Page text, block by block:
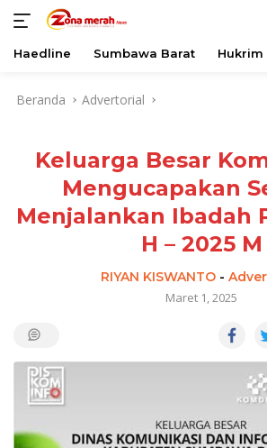
Haedline Sumbawa Barat Hukrim
Beranda Advertorial
Keluarga Besar
Mengucapakan
Menjalankan Ibadah
H – 2025 M
RIYAN KISWANTO -
Maret 1, 2025